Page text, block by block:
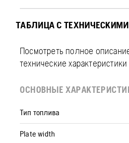
ТАБЛИЦА С
Посмотреть полное
технические характеристики
ОСНОВНЫЕ
Тип топлива
Plate width